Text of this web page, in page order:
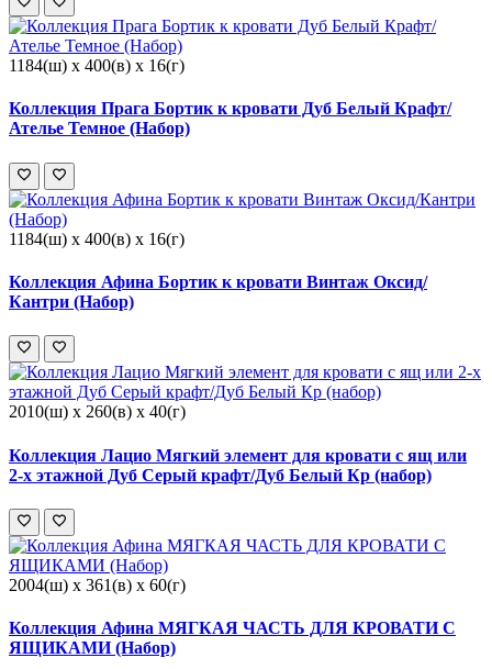
1184(ш) x 400(в) x 16(г)
Коллекция Прага Бортик к кровати Дуб Белый Крафт/
Ателье Темное (Набор)
1184(ш) x 400(в) x 16(г)
Коллекция Афина Бортик к кровати Винтаж Оксид/
Кантри (Набор)
2010(ш) x 260(в) x 40(г)
Коллекция Лацио Мягкий элемент для кровати с ящ или
2-х этажной Дуб Серый крафт/Дуб Белый Кр (набор)
2004(ш) x 361(в) x 60(г)
Коллекция Афина МЯГКАЯ ЧАСТЬ ДЛЯ КРОВАТИ С
ЯЩИКАМИ (Набор)